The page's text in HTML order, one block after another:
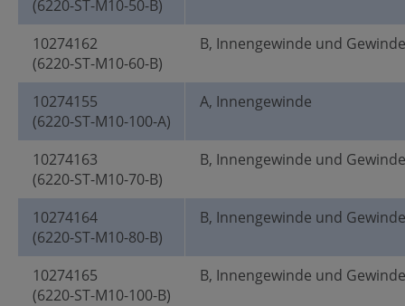
(6220-ST-M10-50-B)
10274162
(6220-ST-M10-60-B)
B, Innengewinde und
10274155
(6220-ST-M10-100-A)
A, Innengewinde
10274163
(6220-ST-M10-70-B)
B, Innengewinde und
10274164
(6220-ST-M10-80-B)
B, Innengewinde und
10274165
(6220-ST-M10-100-B)
B, Innengewinde und